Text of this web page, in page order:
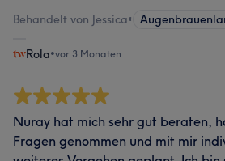
Behandelt von Jessica•
Rola•vor 3 Monaten
Nuray hat mich sehr gut beraten,
Fragen genommen und mit mir